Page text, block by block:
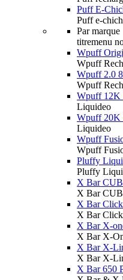
Puff E-
Puff e-
Par marque
titremenu
Wpuff
Wpuff
Wpuff 2.0
Wpuff
Wpuff 12K
Liquideo
Wpuff 20K
Liquideo
Wpuff
Wpuff
Pluffy
Pluffy
X Bar
X Bar
X Bar
X Bar
X Bar X-
X Bar X-
X Bar X-
X Bar X-
X Bar 650